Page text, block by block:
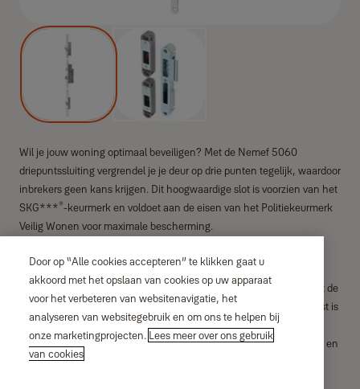
Wil je jouw woning optimaal beveiligen? Met de Nemef 5060
driepuntssluiting vergrendel je je deur op drie punten tegelijk, waardoor
inbrekers geen kans krijgen. Dit hoogwaardige slot is voorzien van het
SKG***®-keurmerk en voldoet aan de eisen van het Politiekeurmerk
Veilig Wonen voor maximale bescherming.
omhoog te bewegen vergrendelen de robuuste haakschoten
automatisch in de sluitkommen. Vervolgens kan je de deurkruk met de
sleutel blokkeren voor extra veiligheid. Dankzij de compacte slotkast is
dit slot ook perfect geschikt voor deuren met een smalle stijl.
Bovendien zorgt de versterkte krukconstructie voor extra stevigheid en
duurzaamheid.
Door op “Alle cookies accepteren” te klikken gaat u
akkoord met het opslaan van cookies op uw apparaat
voor het verbeteren van websitenavigatie, het
analyseren van websitegebruik en om ons te helpen bij
onze marketingprojecten. Lees meer over ons gebruik
van cookies